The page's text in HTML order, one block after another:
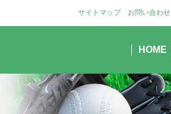
サイトマップ お問い合わせ
HOME